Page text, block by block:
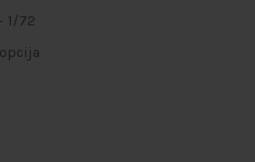
1/72